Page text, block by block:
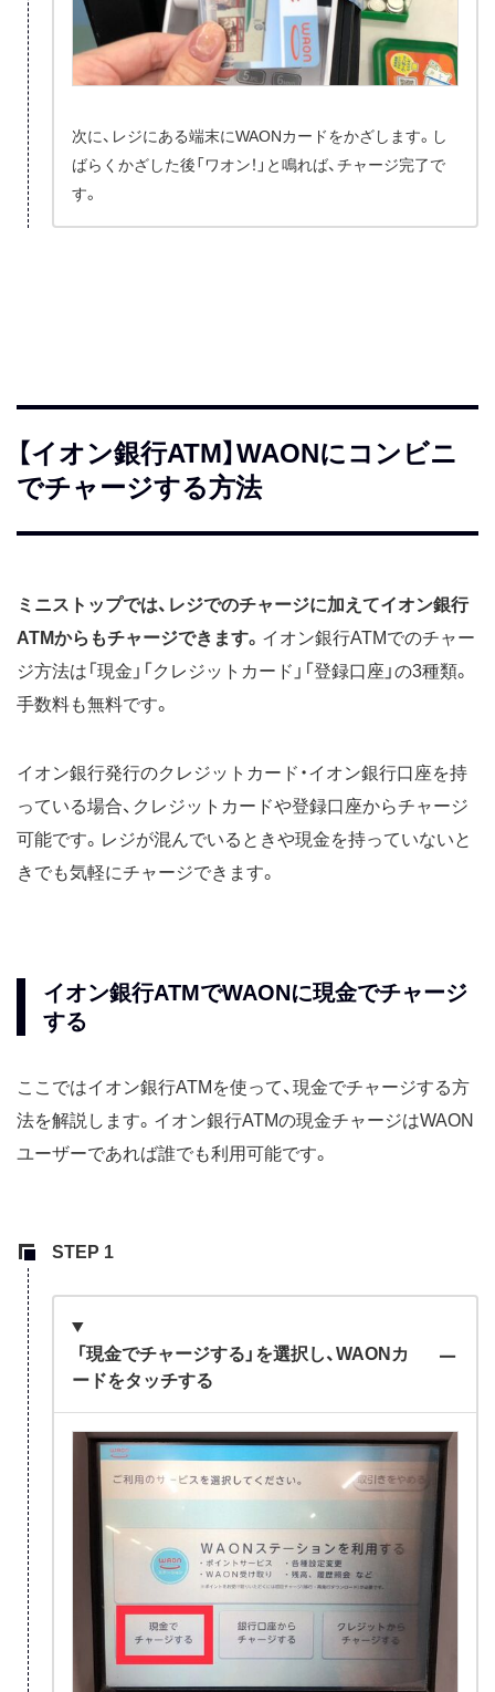
次に、レジにある端末にWAONカードをかざします。し
ばらくかざした後「ワオン！」と鳴れば、チャージ完了で
す。
【イオン銀行ATM】WAONにコンビニ
でチャージする方法
ミニストップでは、レジでのチャージに加えてイオン銀行
ATMからもチャージできます。 イオン銀行ATMでのチャー
ジ方法は「現金」「クレジットカード」「登録口座」の3種類。
手数料も無料です。
イオン銀行発行のクレジットカード・イオン銀行口座を持
っている場合、クレジットカードや登録口座からチャージ
可能です。レジが混んでいるときや現金を持っていないと
きでも気軽にチャージできます。
イオン銀行ATMでWAONに現金でチャージ
する
ここではイオン銀行ATMを使って、現金でチャージする方
法を解説します。イオン銀行ATMの現金チャージはWAON
ユーザーであれば誰でも利用可能です。
「現金でチャージする」を選択し、WAONカ
ードをタッチする